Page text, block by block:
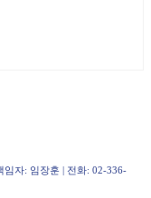
자: 임장훈 | 전화: 02-336-